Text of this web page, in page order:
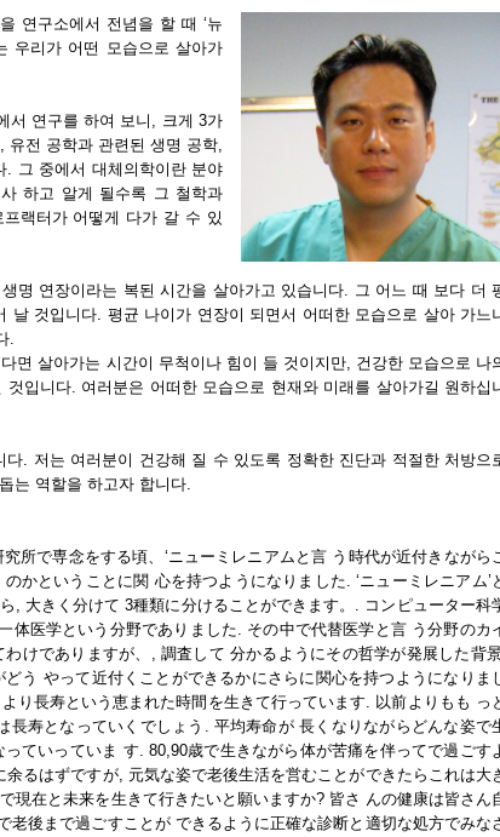
연구소에서 전념을 할 때 ‘뉴
우리가 어떤 모습으로 살아가
서 연구를 하여 보니, 크게 3가
유전 공학과 관련된 생명 공학,
. 그 중에서 대체의학이란 분야
하고 알게 될수록 그 철학과
랙터가 어떻게 다가 갈 수 있
명 연장이라는 복된 시간을 살아가고 있습니다. 그 어느 때 보다 더
날 것입니다. 평균 나이가 연장이 되면서 어떠한 모습으로 살아 가느
.
면 살아가는 시간이 무척이나 힘이 들 것이지만, 건강한 모습으로 나
입니다. 여러분은 어떠한 모습으로 현재와 미래를 살아가길 원하십
. 저는 여러분이 건강해 질 수 있도록 정확한 진단과 적절한 처방으
는 역할을 하고자 합니다.
所で専念をする頃、‘ニューミレニアムと言 う時代が近付きながら
かということに関 心を持つようになりました. ‘ニューミレニアム’
, 大きく分けて 3種類に分けることができます。. コンピューター科
体医学という分野でありました. その中で代替医学と言 う分野のカ
けでありますが、, 調査して 分かるようにその哲学が発展した背
う やって近付くことができるかにさらに関心を持つようになりま
り長寿という恵まれた時間を生きて行っています. 以前よりもも っ
長寿となっていくでしょう. 平均寿命が 長くなりながらどんな姿で
ていっていま す. 80,90歳で生きながら体が苦痛を伴ってで過ごす
るはずですが, 元気な姿で老後生活を営むことができたらこれは大
現在と未来を生きて行きたいと願いますか? 皆さ んの健康は皆さん
老後まで過ごすことが できるように正確な診断と適切な処方でみな